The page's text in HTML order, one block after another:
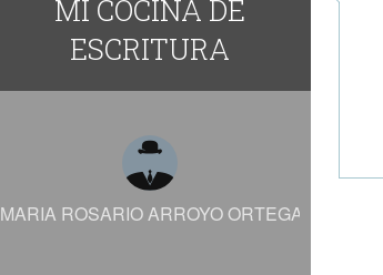
MI COCINA DE
ESCRITURA
MARIA ROSARIO ARROYO ORTEGA